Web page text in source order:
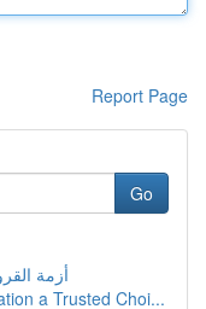
Report Page
Go
أزمة
a Trusted Choi...